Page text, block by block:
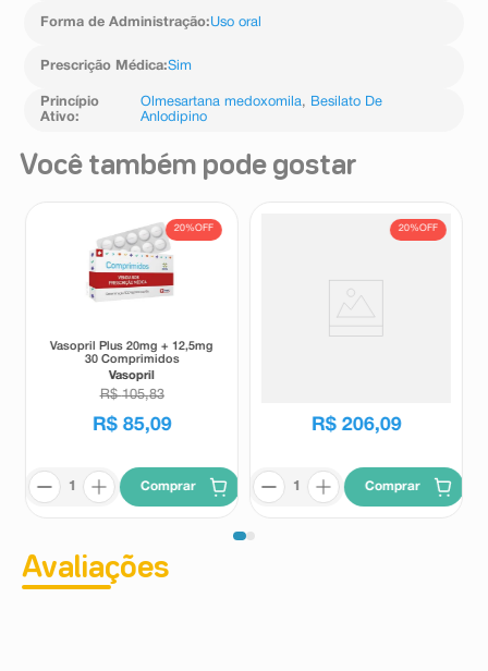
raramente, causar aumento dos níveis de potássio no
necessidade de monitoramento dos níveis sanguíneos.
farmacêutico o aparecimento de reações indesejáveis
pelo uso do medicamento. Informe também à empresa
Forma de Administração:Uso oral
Prescrição Médica:Sim
Princípio
Ativo:
Olmesartana medoxomila, Besilato De
Anlodipino
Você também pode gostar
20%OFF
Vasopril Plus 20mg + 12,5mg
30 Comprimidos
Vasopril
R$ 105,83
R$ 85,09
Comprar
20%OFF
R$ 206,09
Comprar
Avaliações